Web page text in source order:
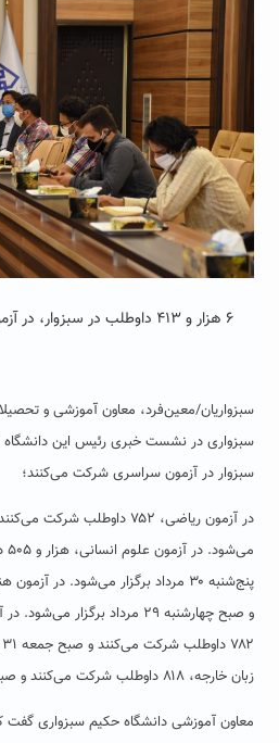
۶ هزار و ۴۱۳ داوطلب در سبزوار، در آزمون سراسری شرکت می‌کنند
سبزواریان/معین‌فرد، معاون آموزشی و
سبزوار در آزمون سراسری شرکت می‌کنند؛
زبان خارجه، ۸۱۸ داوطلب شرکت می‌کنند و صبح شنبه ۳۰ مرداد برگزار می‌شود.
معاون آموزشی دانشگاه حکیم سبزواری